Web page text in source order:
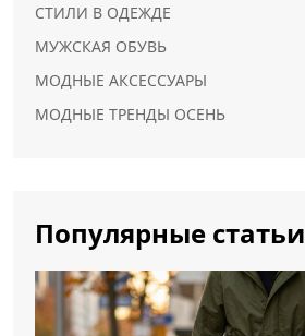
СТИЛИ В ОДЕЖДЕ
МУЖСКАЯ ОБУВЬ
МОДНЫЕ АКСЕССУАРЫ
МОДНЫЕ ТРЕНДЫ ОСЕНЬ
Популярные статьи